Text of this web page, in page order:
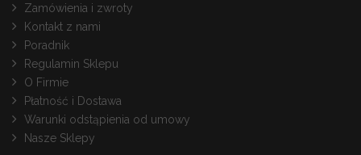
Zamówienia i zwroty
Kontakt z nami
Poradnik
Regulamin Sklepu
O Firmie
Płatność i Dostawa
Warunki odstąpienia od umowy
Nasze Sklepy